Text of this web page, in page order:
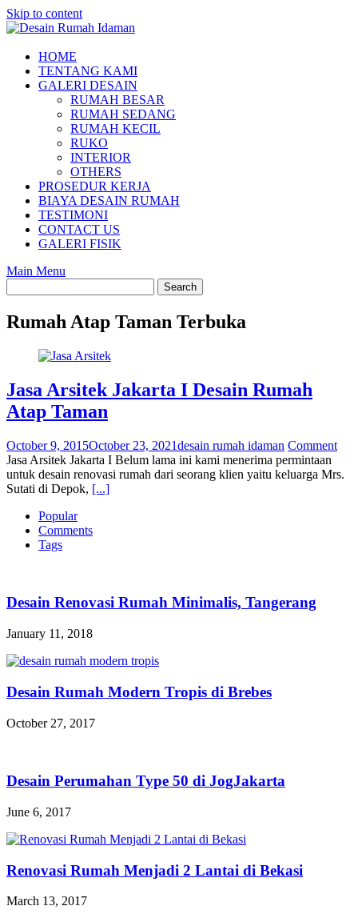
Skip to content
HOME
TENTANG KAMI
GALERI DESAIN
RUMAH BESAR
RUMAH SEDANG
RUMAH KECIL
RUKO
INTERIOR
OTHERS
PROSEDUR KERJA
BIAYA DESAIN RUMAH
TESTIMONI
CONTACT US
GALERI FISIK
Main Menu
Rumah Atap Taman Terbuka
Jasa Arsitek Jakarta I Desain Rumah
Atap Taman
October 9, 2015October 23, 2021desain rumah idaman Comment
Jasa Arsitek Jakarta I Belum lama ini kami menerima permintaan
untuk desain renovasi rumah dari seorang klien yaitu keluarga Mrs.
Sutati di Depok, [...]
Popular
Comments
Tags
Desain Renovasi Rumah Minimalis, Tangerang
January 11, 2018
Desain Rumah Modern Tropis di Brebes
October 27, 2017
Desain Perumahan Type 50 di JogJakarta
June 6, 2017
Renovasi Rumah Menjadi 2 Lantai di Bekasi
March 13, 2017